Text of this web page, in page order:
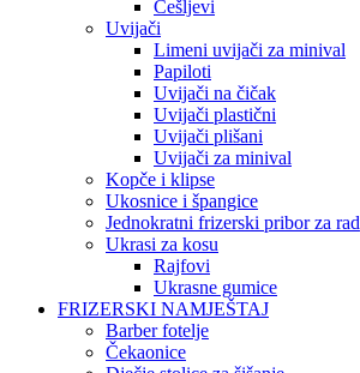
Češljevi
Uvijači
Limeni uvijači za minival
Papiloti
Uvijači na čičak
Uvijači plastični
Uvijači plišani
Uvijači za minival
Kopče i klipse
Ukosnice i špangice
Jednokratni frizerski pribor za rad
Ukrasi za kosu
Rajfovi
Ukrasne gumice
FRIZERSKI NAMJEŠTAJ
Barber fotelje
Čekaonice